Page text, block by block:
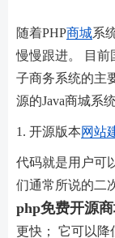
随着PHP商城系
慢慢跟进。 目前
子商务系统的主
源的Java商城系
1. 开源版本网站
代码就是用户可
们通常所说的二
php免费开源
更快； 它可以降